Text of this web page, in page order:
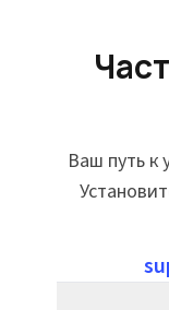
Ваш путь к